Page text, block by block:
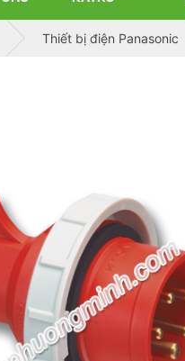
Thiết bị điện Panasonic